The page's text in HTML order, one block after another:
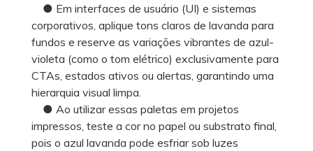
● Em interfaces de usuário (UI) e sistemas
corporativos, aplique tons claros de lavanda para
fundos e reserve as variações vibrantes de azul-
violeta (como o tom elétrico) exclusivamente para
CTAs, estados ativos ou alertas, garantindo uma
hierarquia visual limpa.
● Ao utilizar essas paletas em projetos
impressos, teste a cor no papel ou substrato final,
pois o azul lavanda pode esfriar sob luzes